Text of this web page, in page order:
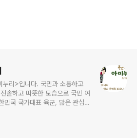
누리>입니다. 국민과 소통하고
솔하고 따뜻한 모습으로 국민 여
민국 국가대표 육군, 많은 관심과